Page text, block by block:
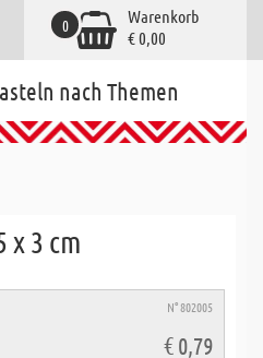
Warenkorb
€ 0,00
0
nach Themen
x 3 cm
N° 802005
€ 0,79